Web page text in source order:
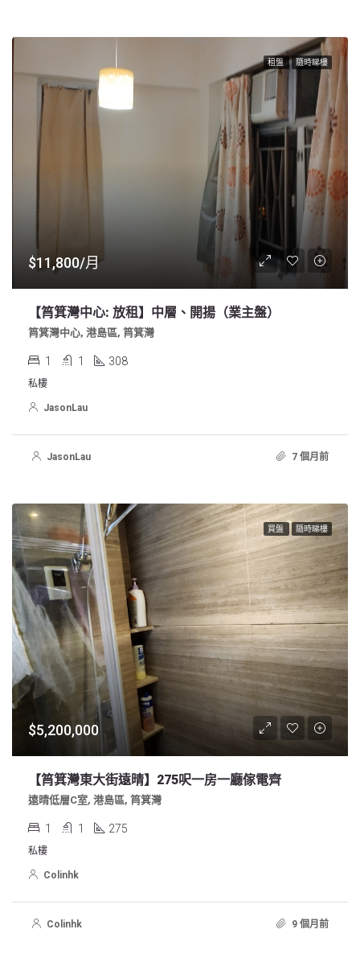
租盤 隨時睇樓
$11,800/月
【筲箕灣中心: 放租】中層、開揚（業主盤）
筲箕灣中心, 港島區, 筲箕灣
1 1 308
私樓
JasonLau
JasonLau 7 個月前
買盤 隨時睇樓
$5,200,000
【筲箕灣東大街遠晴】275呎一房一廳傢電齊
遠晴低層C室, 港島區, 筲箕灣
1 1 275
私樓
Colinhk
Colinhk 9 個月前